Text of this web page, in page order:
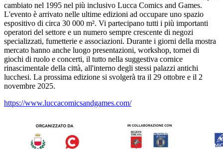
cambiato nel 1995 nel più inclusivo Lucca Comics and Games.
L'evento è arrivato nelle ultime edizioni ad occupare uno spazio
espositivo di circa 30 000 m². Vi partecipano tutti i più importanti
operatori del settore e un numero sempre crescente di negozi
specializzati, fumetterie e associazioni. Durante i giorni della mostra
mercato hanno anche luogo presentazioni, workshop, tornei di
giochi di ruolo e concerti, il tutto nella suggestiva cornice
rinascimentale della città, all'interno degli stessi palazzi antichi
lucchesi. La prossima edizione si svolgerà tra il 29 ottobre e il 2
novembre 2025.
https://www.luccacomicsandgames.com/